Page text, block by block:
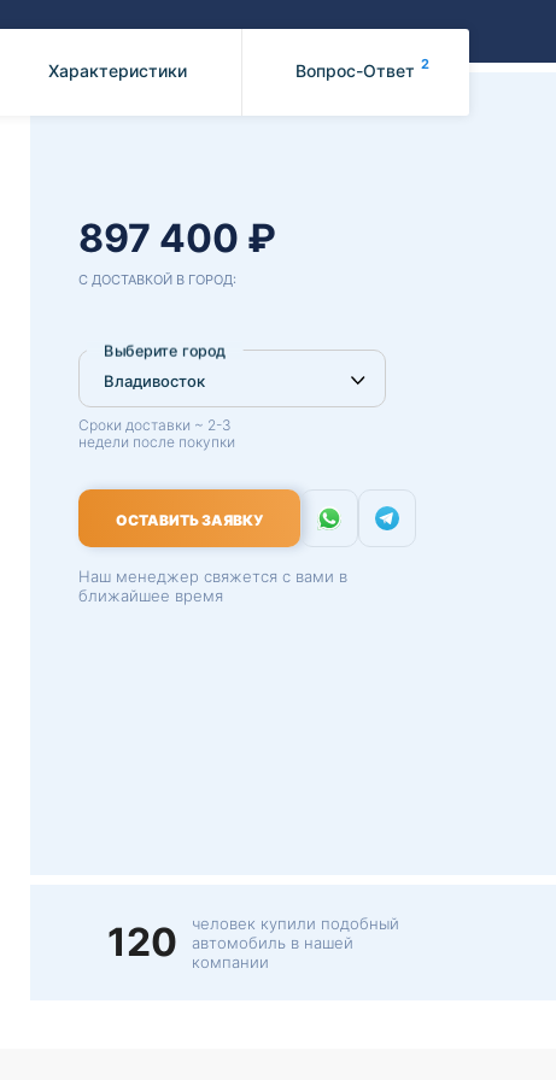
Характеристики Вопрос-Ответ 2
897 400 ₽
С ДОСТАВКОЙ В ГОРОД:
Выберите город
Сроки доставки ~ 2-3
недели после покупки
ОСТАВИТЬ ЗАЯВКУ
Наш менеджер свяжется с вами в
ближайшее время
120
человек купили подобный
автомобиль в нашей
компании